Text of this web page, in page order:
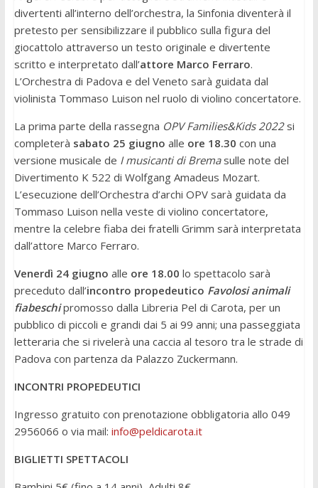
divertenti all’interno dell’orchestra, la Sinfonia diventerà il
pretesto per sensibilizzare il pubblico sulla figura del
giocattolo attraverso un testo originale e divertente
scritto e interpretato dall’attore Marco Ferraro.
L’Orchestra di Padova e del Veneto sarà guidata dal
violinista Tommaso Luison nel ruolo di violino concertatore.
La prima parte della rassegna OPV Families&Kids 2022si
completerà sabato 25 giugno alle ore 18.30 con una
versione musicale de I musicanti di Bremasulle note del
Divertimento K 522 di Wolfgang Amadeus Mozart.
L’esecuzione dell’Orchestra d’archi OPV sarà guidata da
Tommaso Luison nella veste di violino concertatore,
mentre la celebre fiaba dei fratelli Grimm sarà interpretata
dall’attore Marco Ferraro.
Venerdì 24 giugno alle ore 18.00 lo spettacolo sarà
preceduto dall’incontro propedeutico Favolosi animali
fiabeschi promosso dalla Libreria Pel di Carota, per un
pubblico di piccoli e grandi dai 5 ai 99 anni; una passeggiata
letteraria che si rivelerà una caccia al tesoro tra le strade di
Padova con partenza da Palazzo Zuckermann.
INCONTRI PROPEDEUTICI
Ingresso gratuito con prenotazione obbligatoria allo 049
2956066 o via mail: info@peldicarota.it
BIGLIETTI SPETTACOLI